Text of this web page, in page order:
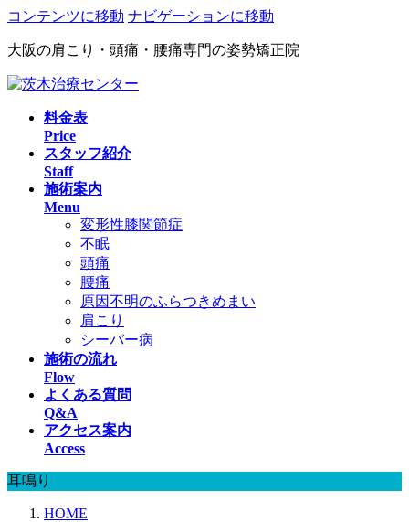
コンテンツに移動 ナビゲーションに移動
大阪の肩こり・頭痛・腰痛専門の姿勢矯正院
料金表
Price
スタッフ紹介
Staff
施術案内
Menu
変形性膝関節症
不眠
頭痛
腰痛
原因不明のふらつきめまい
肩こり
シーバー病
施術の流れ
Flow
よくある質問
Q&A
アクセス案内
Access
耳鳴り
HOME